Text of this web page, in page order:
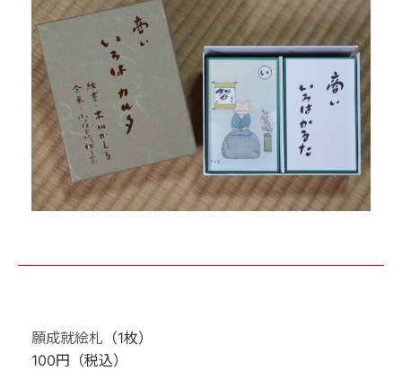
願成就絵札 （1枚）
100円（税込）